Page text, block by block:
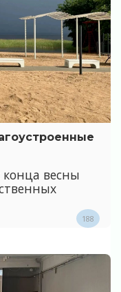
конца весны
188